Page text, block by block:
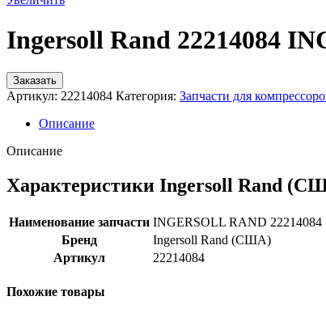
Ingersoll Rand 22214084
Заказать
Артикул: 22214084 Категория: Запчасти для
Описание
Описание
Характеристики Ingersoll Rand
Наименование запчасти INGERSOLL RAND 22214084
Бренд
Ingersoll Rand (США)
Артикул
22214084
Похожие товары